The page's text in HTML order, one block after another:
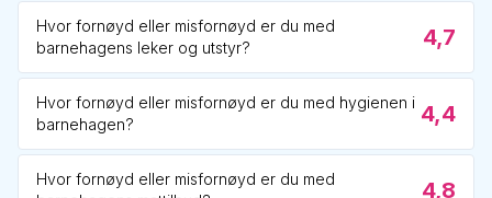
Hvor fornøyd eller misfornøyd er du med
barnehagens leker og utstyr?
4,7
Hvor fornøyd eller misfornøyd er du med hygienen i
barnehagen?
4,4
Hvor fornøyd eller misfornøyd er du med
4,8